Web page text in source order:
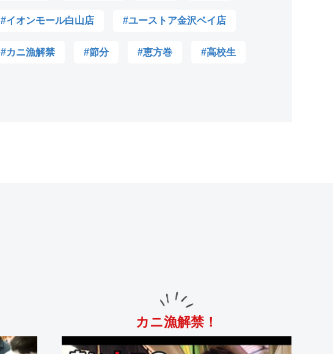
#イオンモール白山店 #ユーストア金沢ベイ店
#カニ漁解禁 #節分 #恵方巻 #高校生
カニ漁解禁！